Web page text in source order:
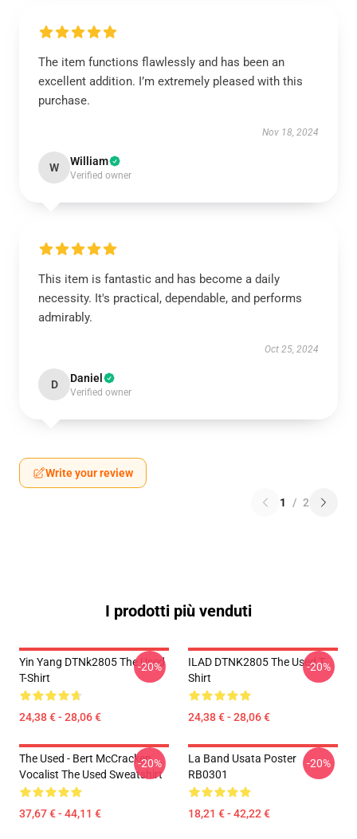
The item functions flawlessly and has been an
excellent addition. I’m extremely pleased with this
purchase.
Nov 18, 2024
W William
Verified owner
This item is fantastic and has become a daily
necessity. It's practical, dependable, and performs
admirably.
Oct 25, 2024
D Daniel
Verified owner
Write your review
1 / 2
I prodotti più venduti
Yin Yang DTNk2805 The Used
T-Shirt
24,38 € - 28,06 €
-20%
ILAD DTNK2805 The Used T-
Shirt
24,38 € - 28,06 €
-20%
The Used - Bert McCracken
Vocalist The Used Sweatshirt
37,67 € - 44,11 €
-20%
La Band Usata Poster
RB0301
18,21 € - 42,22 €
-20%